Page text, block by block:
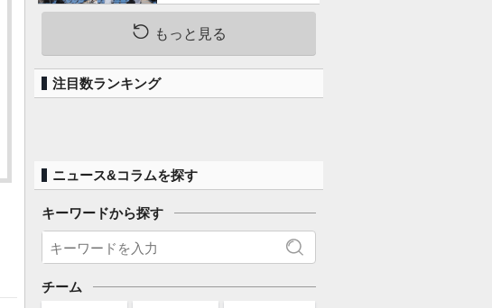
熱の高い土地柄で
す」
もっと見る
注目数ランキング
ニュース&コラムを探す
キーワードから探す
チーム